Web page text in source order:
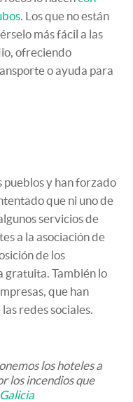
Los que no están
más fácil a las
ofreciendo
o ayuda para
pueblos y han forzado
que ni uno de
servicios de
a la asociación de
de los
gratuita. También lo
que han
redes sociales.
los hoteles a
los incendios que